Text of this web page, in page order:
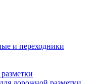
и переходники